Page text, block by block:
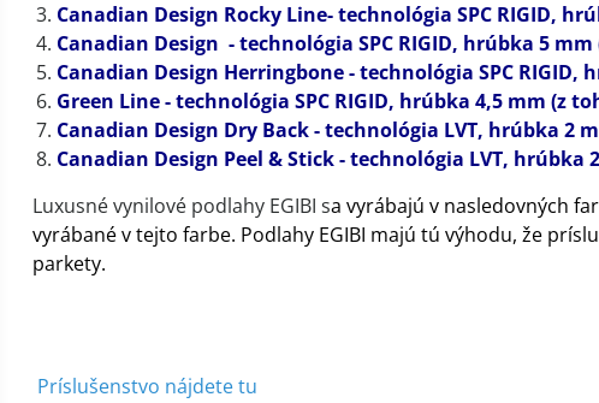
Canadian Design Rocky Line- technológia SPC RIGID,
Canadian Design - technológia SPC RIGID, hrúbka 5
Canadian Design Herringbone - technológia SPC
Green Line - technológia SPC RIGID, hrúbka 4,5 mm (z
Canadian Design Dry Back - technológia LVT, hrúbka 2
Canadian Design Peel & Stick - technológia LVT,
Luxusné vynilové podlahy EGIBI sa vyrábajú v nasledovných
vyrábané v tejto farbe. Podlahy EGIBI majú tú výhodu, že
parkety.
Príslušenstvo nájdete tu